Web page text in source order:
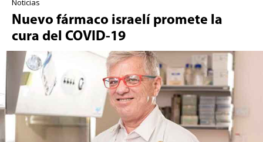
Noticias
Nuevo fármaco israelí promete la
cura del COVID-19